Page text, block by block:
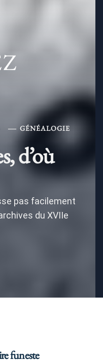
GÉNÉALOGIE
d’où
pas facilement
du XVIIe
funeste